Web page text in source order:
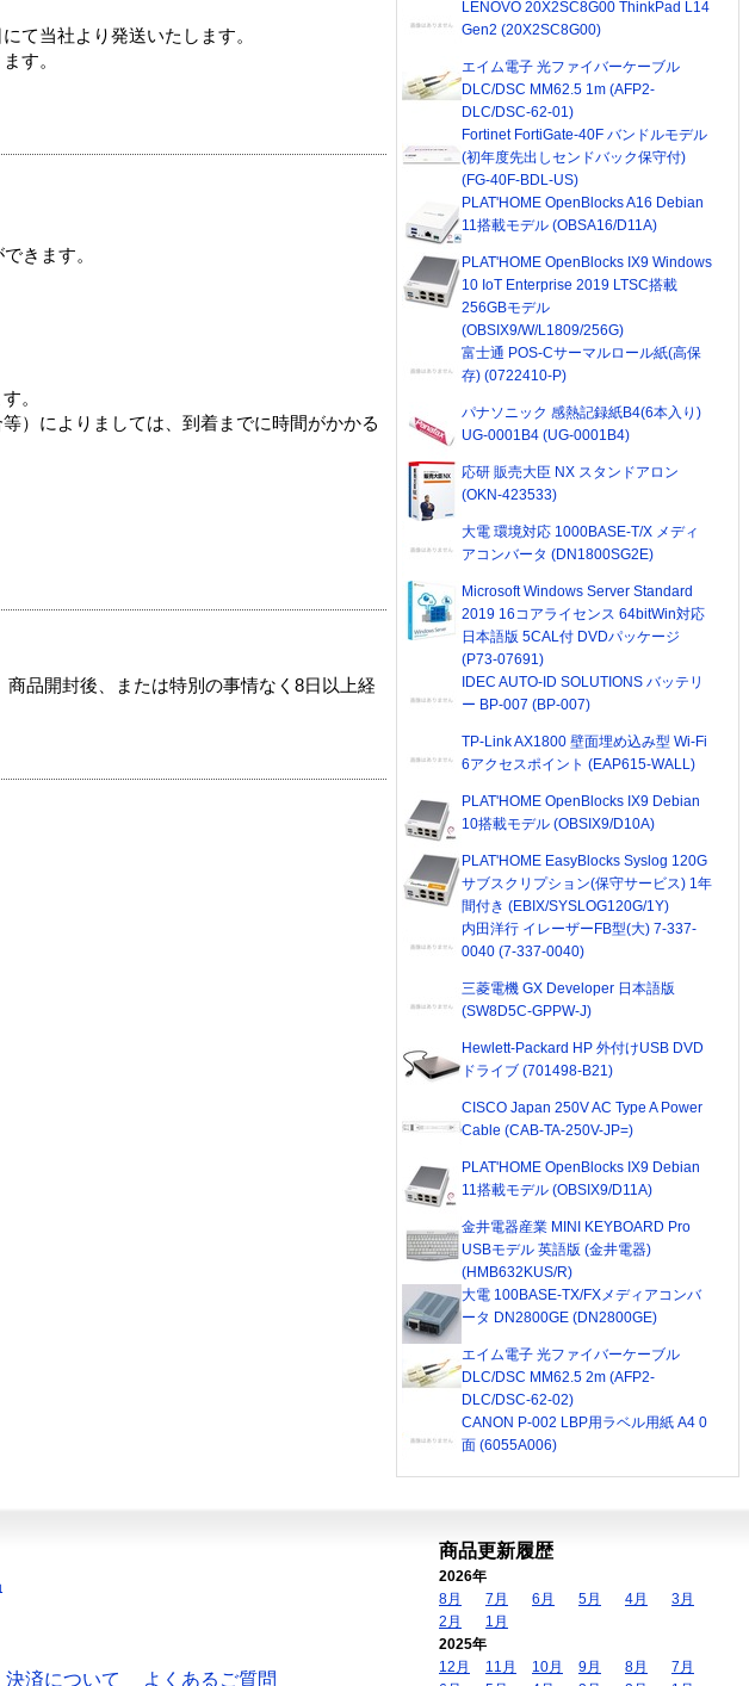
て当社より発送いたします。
す。
きます。
。
）によりましては、到着までに時間がかかる
品開封後、または特別の事情なく8日以上経
LENOVO 20X2SC8G00 ThinkPad L14
Gen2 (20X2SC8G00)
エイム電子 光ファイバーケーブル
DLC/DSC MM62.5 1m (AFP2-
DLC/DSC-62-01)
Fortinet FortiGate-40F バンドルモデル
(初年度先出しセンドバック保守付)
(FG-40F-BDL-US)
PLAT'HOME OpenBlocks A16 Debian
11搭載モデル (OBSA16/D11A)
PLAT'HOME OpenBlocks IX9 Windows
10 IoT Enterprise 2019 LTSC搭載
256GBモデル
(OBSIX9/W/L1809/256G)
富士通 POS-Cサーマルロール紙(高保
存) (0722410-P)
パナソニック 感熱記録紙B4(6本入り)
UG-0001B4 (UG-0001B4)
応研 販売大臣 NX スタンドアロン
(OKN-423533)
大電 環境対応 1000BASE-T/X メディ
アコンバータ (DN1800SG2E)
Microsoft Windows Server Standard
2019 16コアライセンス 64bitWin対応
日本語版 5CAL付 DVDパッケージ
(P73-07691)
IDEC AUTO-ID SOLUTIONS バッテリ
ー BP-007 (BP-007)
TP-Link AX1800 壁面埋め込み型 Wi-Fi
6アクセスポイント (EAP615-WALL)
PLAT'HOME OpenBlocks IX9 Debian
10搭載モデル (OBSIX9/D10A)
PLAT'HOME EasyBlocks Syslog 120G
サブスクリプション(保守サービス) 1年
間付き (EBIX/SYSLOG120G/1Y)
内田洋行 イレーザーFB型(大) 7-337-
0040 (7-337-0040)
三菱電機 GX Developer 日本語版
(SW8D5C-GPPW-J)
Hewlett-Packard HP 外付けUSB DVD
ドライブ (701498-B21)
CISCO Japan 250V AC Type A Power
Cable (CAB-TA-250V-JP=)
PLAT'HOME OpenBlocks IX9 Debian
11搭載モデル (OBSIX9/D11A)
金井電器産業 MINI KEYBOARD Pro
USBモデル 英語版 (金井電器)
(HMB632KUS/R)
大電 100BASE-TX/FXメディアコンバ
ータ DN2800GE (DN2800GE)
エイム電子 光ファイバーケーブル
DLC/DSC MM62.5 2m (AFP2-
DLC/DSC-62-02)
CANON P-002 LBP用ラベル用紙 A4 0
面 (6055A006)
決済について
よくあるご質問
商品更新履歴
2026年
8月
7月 6月 5月 4月
3月
2月
1月
2025年
12月
11月 10月 9月 8月
7月